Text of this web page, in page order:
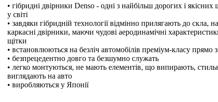
• гібридні двірники Denso - одні з найбільш дорогих і
у світі
• завдяки гібридній технології відмінно прилягають до скла,
каркасні двірники, маючи чудові аеродинамічні
щітки
• встановлюються на безліч автомобілів преміум-класу прямо
• безпрецедентно довго та безшумно служать
• легко монтуються, не мають елементів, що випирають,
виглядають на авто
• виробляються у Японії